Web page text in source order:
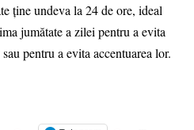
ţine undeva la 24 de ore, ideal
jumătate a zilei pentru a evita
pentru a evita accentuarea lor.